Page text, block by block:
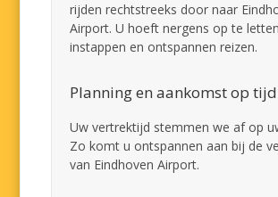
rijden rechtstreeks door naar
Airport. U hoeft nergens op te
instappen en ontspannen reizen.
Planning en aankomst op tijd
Uw vertrektijd stemmen we af op
Zo komt u ontspannen aan bij de
van Eindhoven Airport.